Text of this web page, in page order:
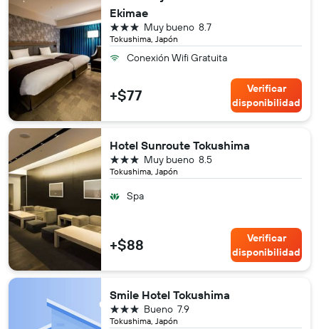
Ekimae
Tokushima, Japón
8.7
Muy bueno
3 estrellas
Conexión Wifi Gratuita
+$77
Verificar
disponibilidad
Hotel Sunroute Tokushima
Tokushima, Japón
8.5
Muy bueno
3 estrellas
Spa
+$88
Verificar
disponibilidad
Smile Hotel Tokushima
Tokushima, Japón
7.9
Bueno
3 estrellas